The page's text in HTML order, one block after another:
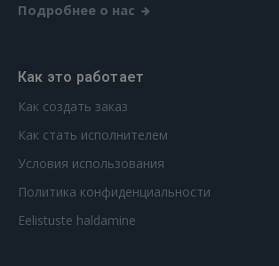
Подробнее о нас
Как это работает
Как создать заказ
Как стать исполнителем
Условия использования
Политика конфиденциальности
Eelistuste haldamine